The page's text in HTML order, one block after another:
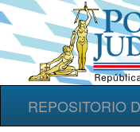
REPOSITORIO